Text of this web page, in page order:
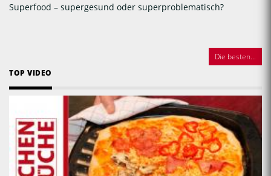
Superfood – supergesund oder superproblematisch?
Die besten...
TOP VIDEO